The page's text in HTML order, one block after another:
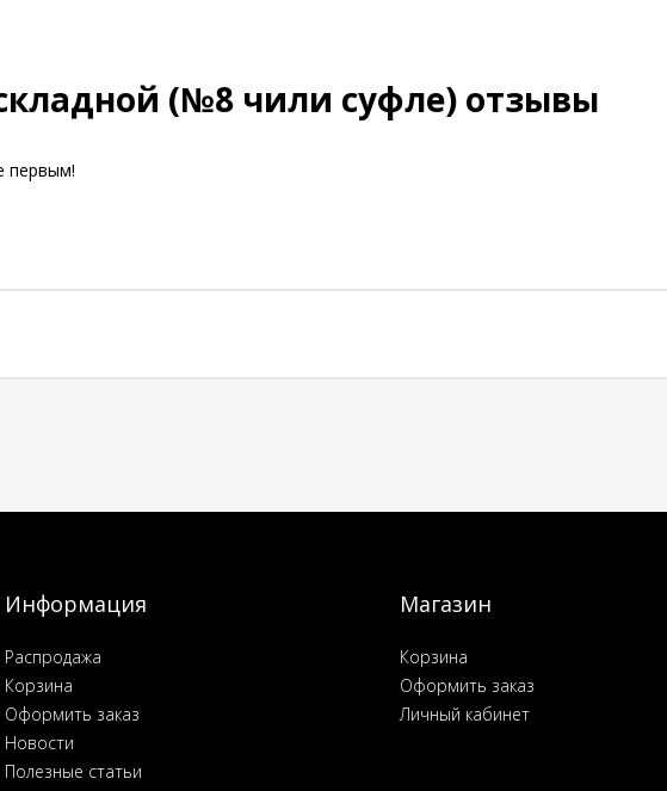
(№8 чили суфле) отзывы
первым!
Информация
Распродажа
Корзина
Оформить заказ
Новости
Полезные статьи
Магазин
Корзина
Оформить заказ
Личный кабинет